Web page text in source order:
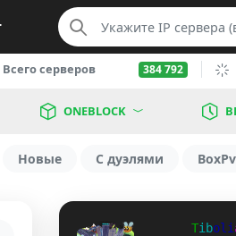
Всего серверов 384 792
ONEBLOCK
Новые С дуэлями
Ti bol i